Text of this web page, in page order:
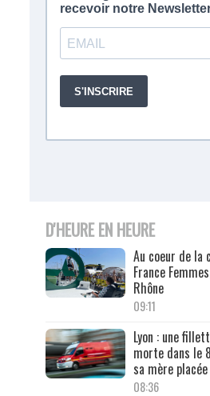
D'HEURE EN HEURE
Au coeur de la
France
Rhône
09:11
Lyon : une
morte dans le
sa mère
08:36